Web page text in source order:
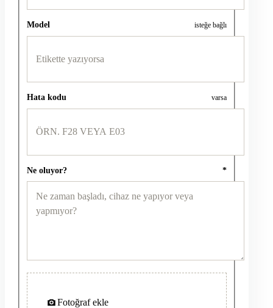
Model isteğe bağlı
Hata kodu varsa
Ne oluyor? *
Fotoğraf ekle